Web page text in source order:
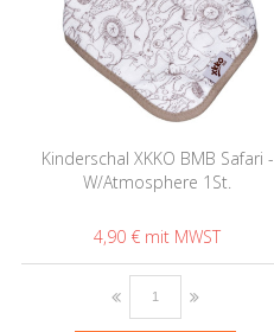
Kinderschal XKKO BMB Safari -
W/Atmosphere 1St.
4,90 €